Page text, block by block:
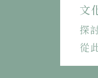
文
探
從